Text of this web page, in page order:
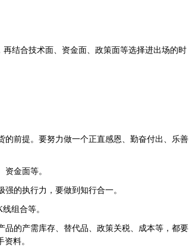
结合技术面、资金面、政策面等选择进出场的时
前提。要努力做一个正直感恩、勤奋付出、乐善
金面等。
的执行力，要做到知行合一。
组合等。
的产需库存、替代品、政策关税、成本等，都要
料。